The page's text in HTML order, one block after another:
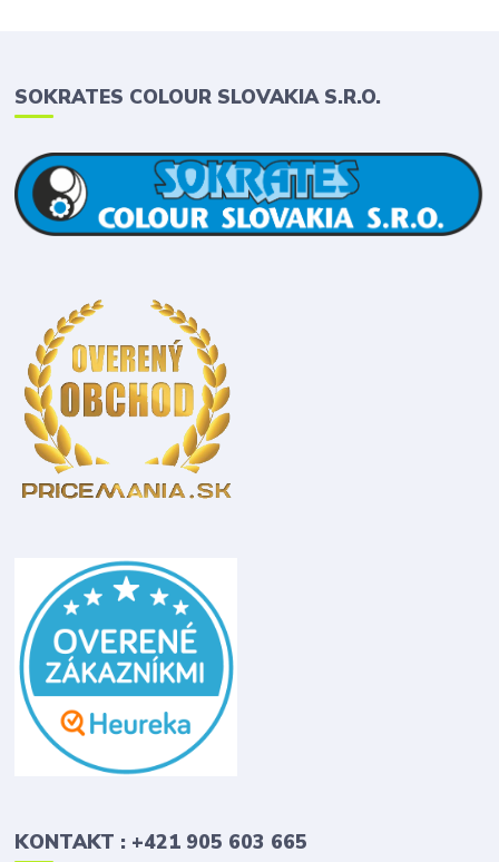
SOKRATES COLOUR SLOVAKIA S.R.O.
KONTAKT : +421 905 603 665